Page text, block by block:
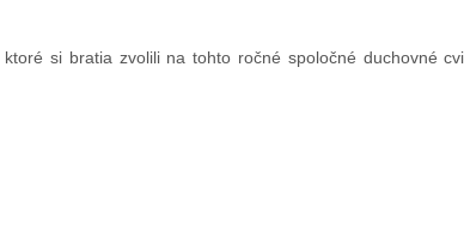
si bratia zvolili na tohto ročné spoločné duchovné